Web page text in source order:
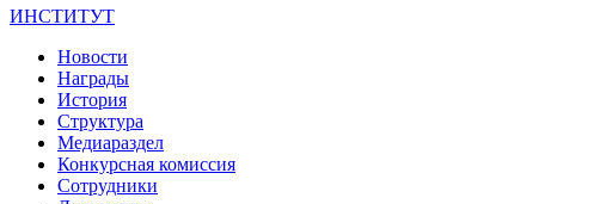
ИНСТИТУТ
Новости
Награды
История
Структура
Медиараздел
Конкурсная комиссия
Сотрудники